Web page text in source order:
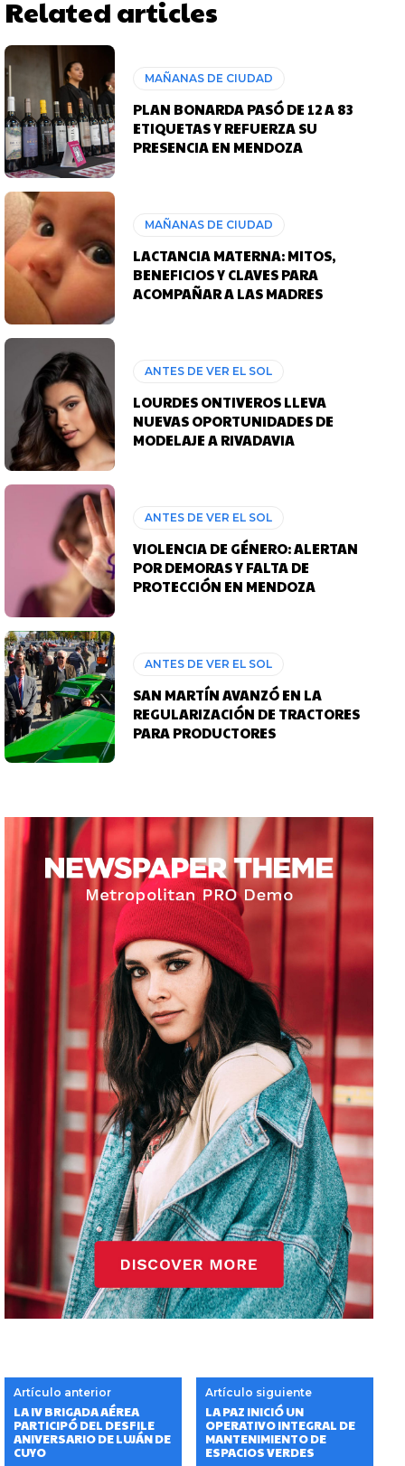
Related articles
MAÑANAS DE CIUDAD
PLAN BONARDA PASÓ DE 12 A 83
ETIQUETAS Y REFUERZA SU
PRESENCIA EN MENDOZA
MAÑANAS DE CIUDAD
LACTANCIA MATERNA: MITOS,
BENEFICIOS Y CLAVES PARA
ACOMPAÑAR A LAS MADRES
ANTES DE VER EL SOL
LOURDES ONTIVEROS LLEVA
NUEVAS OPORTUNIDADES DE
MODELAJE A RIVADAVIA
ANTES DE VER EL SOL
VIOLENCIA DE GÉNERO: ALERTAN
POR DEMORAS Y FALTA DE
PROTECCIÓN EN MENDOZA
ANTES DE VER EL SOL
SAN MARTÍN AVANZÓ EN LA
REGULARIZACIÓN DE TRACTORES
PARA PRODUCTORES
Artículo anterior
LA IV BRIGADA AÉREA
PARTICIPÓ DEL DESFILE
ANIVERSARIO DE LUJÁN DE
CUYO
Artículo siguiente
LA PAZ INICIÓ UN
OPERATIVO INTEGRAL DE
MANTENIMIENTO DE
ESPACIOS VERDES